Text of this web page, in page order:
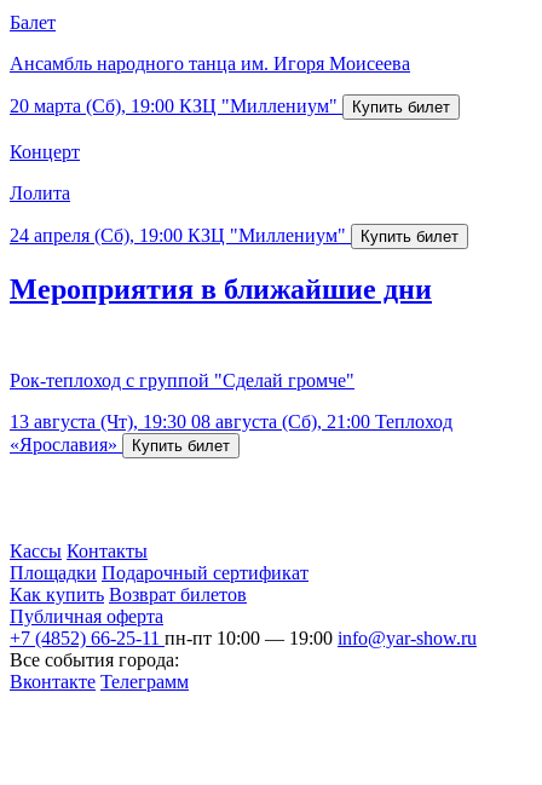
Балет
Ансамбль народного танца им. Игоря Моисеева
20 марта (Сб), 19:00 КЗЦ "Миллениум"
Концерт
Лолита
24 апреля (Сб), 19:00 КЗЦ "Миллениум"
Мероприятия в ближайшие дни
Рок-теплоход с группой "Сделай громче"
13 августа (Чт), 19:30 08 августа (Сб), 21:00 Теплоход
«Ярославия»
Кассы Контакты
Площадки Подарочный сертификат
Как купить Возврат билетов
Публичная оферта
+7 (4852) 66-25-11 пн-пт 10:00 — 19:00 info@yar-show.ru
Все события города:
Вконтакте Телеграмм